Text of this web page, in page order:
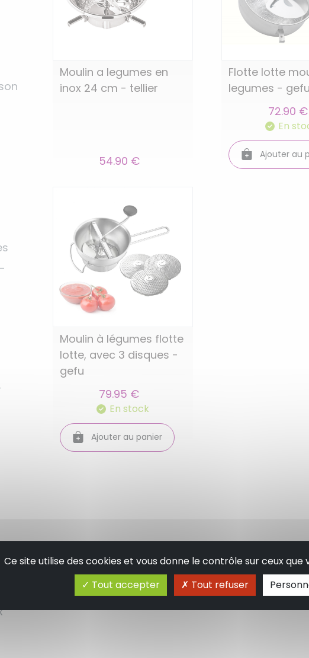
Moulin a legumes en
inox 24 cm - tellier
54.90 €
Flotte lotte
legumes - gefu
72.90 €
En
Ajouter au
Moulin à légumes flotte
lotte, avec 3 disques -
gefu
79.95 €
En stock
Ajouter au panier
Ce site utilise des cookies et vous donne le contrôle sur ceux que
Tout accepter
Tout refuser